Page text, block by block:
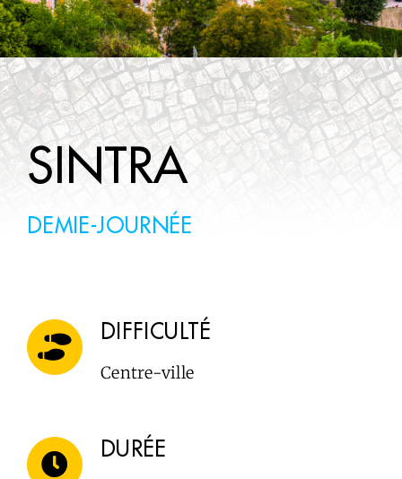
WINE TOURS
À SAVOIR
CONTACTS
SINTRA
DEMIE-JOURNÉE
DIFFICULTÉ
Centre-ville
DURÉE